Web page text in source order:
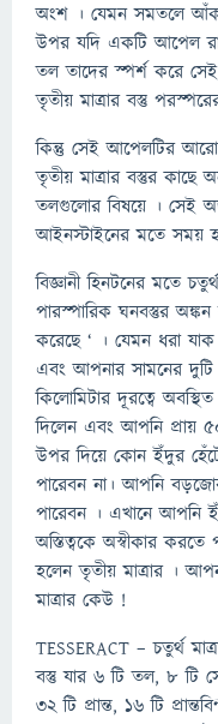
অংশ । যেমন সমতলে আঁকা
উপর যদি একটি আপেল
তল তাদের স্পর্শ করে
তৃতীয় মাত্রার বস্তু
কিন্তু সেই আপেলটির আরো
তৃতীয় মাত্রার বস্তুর কাছে
তলগুলোর বিষয়ে । সেই
আইনস্টাইনের মতে সময়
বিজ্ঞানী হিনটনের মতে
পারস্পারিক ঘনবস্তুর
করেছে ‘ । যেমন ধরা
এবং আপনার সামনের
কিলোমিটার দূরত্বে
দিলেন এবং আপনি প্রায়
উপর দিয়ে কোন ইঁদুর
পারেবন না। আপনি
পারেবন । এখানে আপনি
অস্তিত্বকে অস্বীকার
হলেন তৃতীয় মাত্রার ।
মাত্রার কেউ !
TESSERACT – চতুর্থ
বস্তু যার ৬ টি তল, ৮ টি
৩২ টি প্রান্ত, ১৬ টি